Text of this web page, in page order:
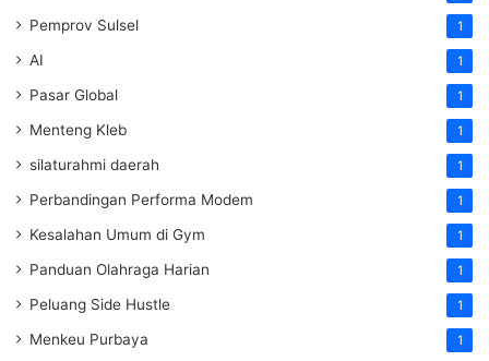
Pemprov Sulsel 1
AI 1
Pasar Global 1
Menteng Kleb 1
silaturahmi daerah 1
Perbandingan Performa Modem 1
Kesalahan Umum di Gym 1
Panduan Olahraga Harian 1
Peluang Side Hustle 1
Menkeu Purbaya 1